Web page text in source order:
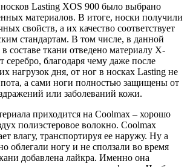
Lasting XOS 900 было выбрано
материалов. В итоге, носки получили
свойств, а их качество соответствует
стандартам. В том числе, в данной
составе ткани отведено материалу X-
серебро, благодаря чему даже после
нагрузок дня, от ног в носках Lasting не
а сами ноги полностью защищены от
или заболеваний кожи.
приходится на Coolmax – хорошо
полиэстеровое волокно. Coolmax
влагу, транспортируя ее наружу. Ну а
облегали ногу и не сползали во время
добавлена лайкра. Именно она